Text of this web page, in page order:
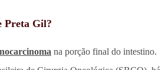
Preta Gil?
na porção final do intestino.